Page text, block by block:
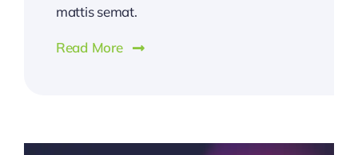
mattis semat.
Read More